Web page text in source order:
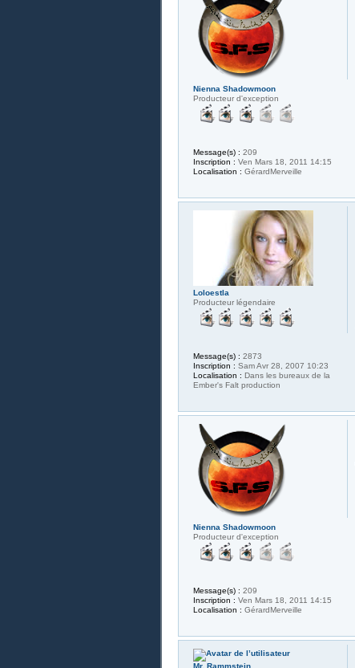
Nienna Shadowmoon
Producteur d'exception
Message(s) : 209
Inscription : Ven Mars 18, 2011 14:15
Localisation : GérardMerveille
Loloestla
Producteur légendaire
Message(s) : 2873
Inscription : Sam Avr 28, 2007 10:23
Localisation : Dans les bureaux de la
Ember's Falt production
Nienna Shadowmoon
Producteur d'exception
Message(s) : 209
Inscription : Ven Mars 18, 2011 14:15
Localisation : GérardMerveille
Mr. Rammstein